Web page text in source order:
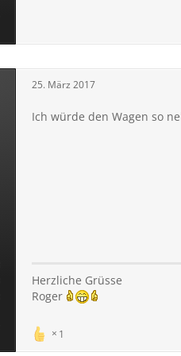
25. März 2017
Ich würde den Wagen so
Herzliche Grüsse
Roger
1